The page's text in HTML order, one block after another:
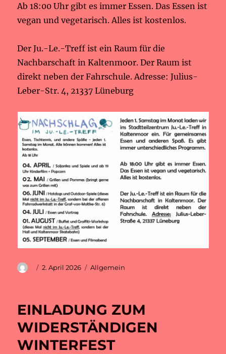
Ab 18:00 Uhr gibt es immer Essen. Das Essen ist
vegan und vegetarisch. Alles ist kostenlos.
Der Ju.-Le.-Treff ist ein Raum für die
Nachbarschaft in Kaltenmoor. Der Raum ist
direkt neben der Fahrschule. Adresse: Julius-
Leber-Str. 4, 21337 Lüneburg
AutorVeröffentlicht
2. April 2026 Kategorien
Allgemein
EINLADUNG ZUM
WIDERSTÄNDIGEN
WINTERFEST